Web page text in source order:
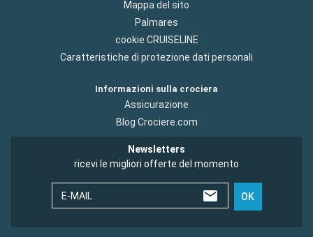
Mappa del sito
Palmares
cookie CRUISELINE
Caratteristiche di protezione dati personali
Informazioni sulla crociera
Assicurazione
Blog Crociere.com
Newsletters
ricevi le migliori offerte del momento
E-MAIL OK